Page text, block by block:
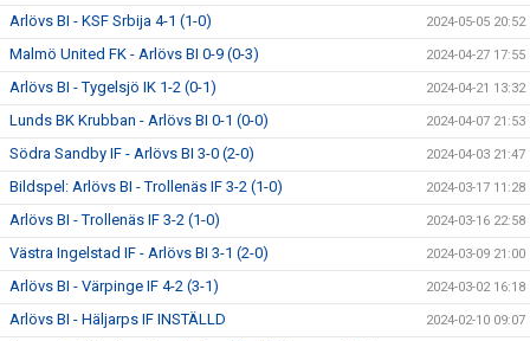
Arlövs BI - KSF Srbija 4-1 (1-0) 2024-05-05 20:52
Malmö United FK - Arlövs BI 0-9 (0-3) 2024-04-27 17:55
Arlövs BI - Tygelsjö IK 1-2 (0-1) 2024-04-21 13:32
Lunds BK Krubban - Arlövs BI 0-1 (0-0) 2024-04-07 21:53
Södra Sandby IF - Arlövs BI 3-0 (2-0) 2024-04-03 21:47
Bildspel: Arlövs BI - Trollenäs IF 3-2 (1-0) 2024-03-17 11:28
Arlövs BI - Trollenäs IF 3-2 (1-0) 2024-03-16 22:58
Västra Ingelstad IF - Arlövs BI 3-1 (2-0) 2024-03-09 21:00
Arlövs BI - Värpinge IF 4-2 (3-1) 2024-03-02 16:18
Arlövs BI - Häljarps IF INSTÄLLD 2024-02-10 09:07